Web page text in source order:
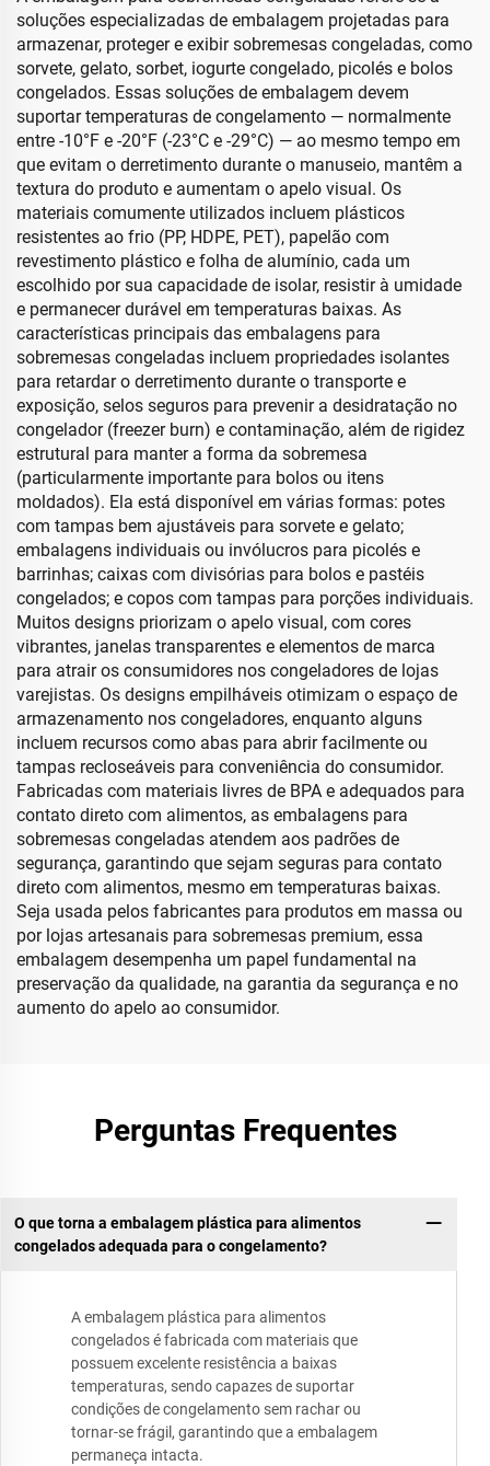
soluções especializadas de embalagem projetadas para
armazenar, proteger e exibir sobremesas congeladas, como
sorvete, gelato, sorbet, iogurte congelado, picolés e bolos
congelados. Essas soluções de embalagem devem
suportar temperaturas de congelamento — normalmente
entre -10°F e -20°F (-23°C e -29°C) — ao mesmo tempo em
que evitam o derretimento durante o manuseio, mantêm a
textura do produto e aumentam o apelo visual. Os
materiais comumente utilizados incluem plásticos
resistentes ao frio (PP, HDPE, PET), papelão com
revestimento plástico e folha de alumínio, cada um
escolhido por sua capacidade de isolar, resistir à umidade
e permanecer durável em temperaturas baixas. As
características principais das embalagens para
sobremesas congeladas incluem propriedades isolantes
para retardar o derretimento durante o transporte e
exposição, selos seguros para prevenir a desidratação no
congelador (freezer burn) e contaminação, além de rigidez
estrutural para manter a forma da sobremesa
(particularmente importante para bolos ou itens
moldados). Ela está disponível em várias formas: potes
com tampas bem ajustáveis para sorvete e gelato;
embalagens individuais ou invólucros para picolés e
barrinhas; caixas com divisórias para bolos e pastéis
congelados; e copos com tampas para porções individuais.
Muitos designs priorizam o apelo visual, com cores
vibrantes, janelas transparentes e elementos de marca
para atrair os consumidores nos congeladores de lojas
varejistas. Os designs empilháveis otimizam o espaço de
armazenamento nos congeladores, enquanto alguns
incluem recursos como abas para abrir facilmente ou
tampas recloseáveis para conveniência do consumidor.
Fabricadas com materiais livres de BPA e adequados para
contato direto com alimentos, as embalagens para
sobremesas congeladas atendem aos padrões de
segurança, garantindo que sejam seguras para contato
direto com alimentos, mesmo em temperaturas baixas.
Seja usada pelos fabricantes para produtos em massa ou
por lojas artesanais para sobremesas premium, essa
embalagem desempenha um papel fundamental na
preservação da qualidade, na garantia da segurança e no
aumento do apelo ao consumidor.
Perguntas Frequentes
O que torna a embalagem plástica para alimentos
congelados adequada para o congelamento?
A embalagem plástica para alimentos
congelados é fabricada com materiais que
possuem excelente resistência a baixas
temperaturas, sendo capazes de suportar
condições de congelamento sem rachar ou
tornar-se frágil, garantindo que a embalagem
permaneça intacta.